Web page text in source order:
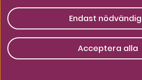
Tillsammans för ett
försvar
Endast
Acceptera alla